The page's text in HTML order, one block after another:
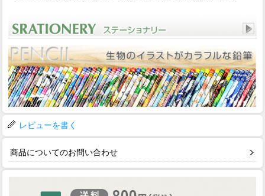
レビューを書く
商品についてのお問い合わせ